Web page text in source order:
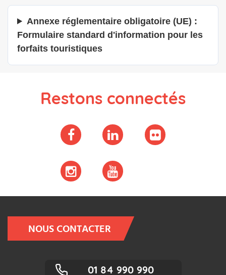
Annexe réglementaire obligatoire (UE) :
Formulaire standard d'information pour les
forfaits touristiques
Restons connectés
NOUS CONTACTER
01 84 990 990